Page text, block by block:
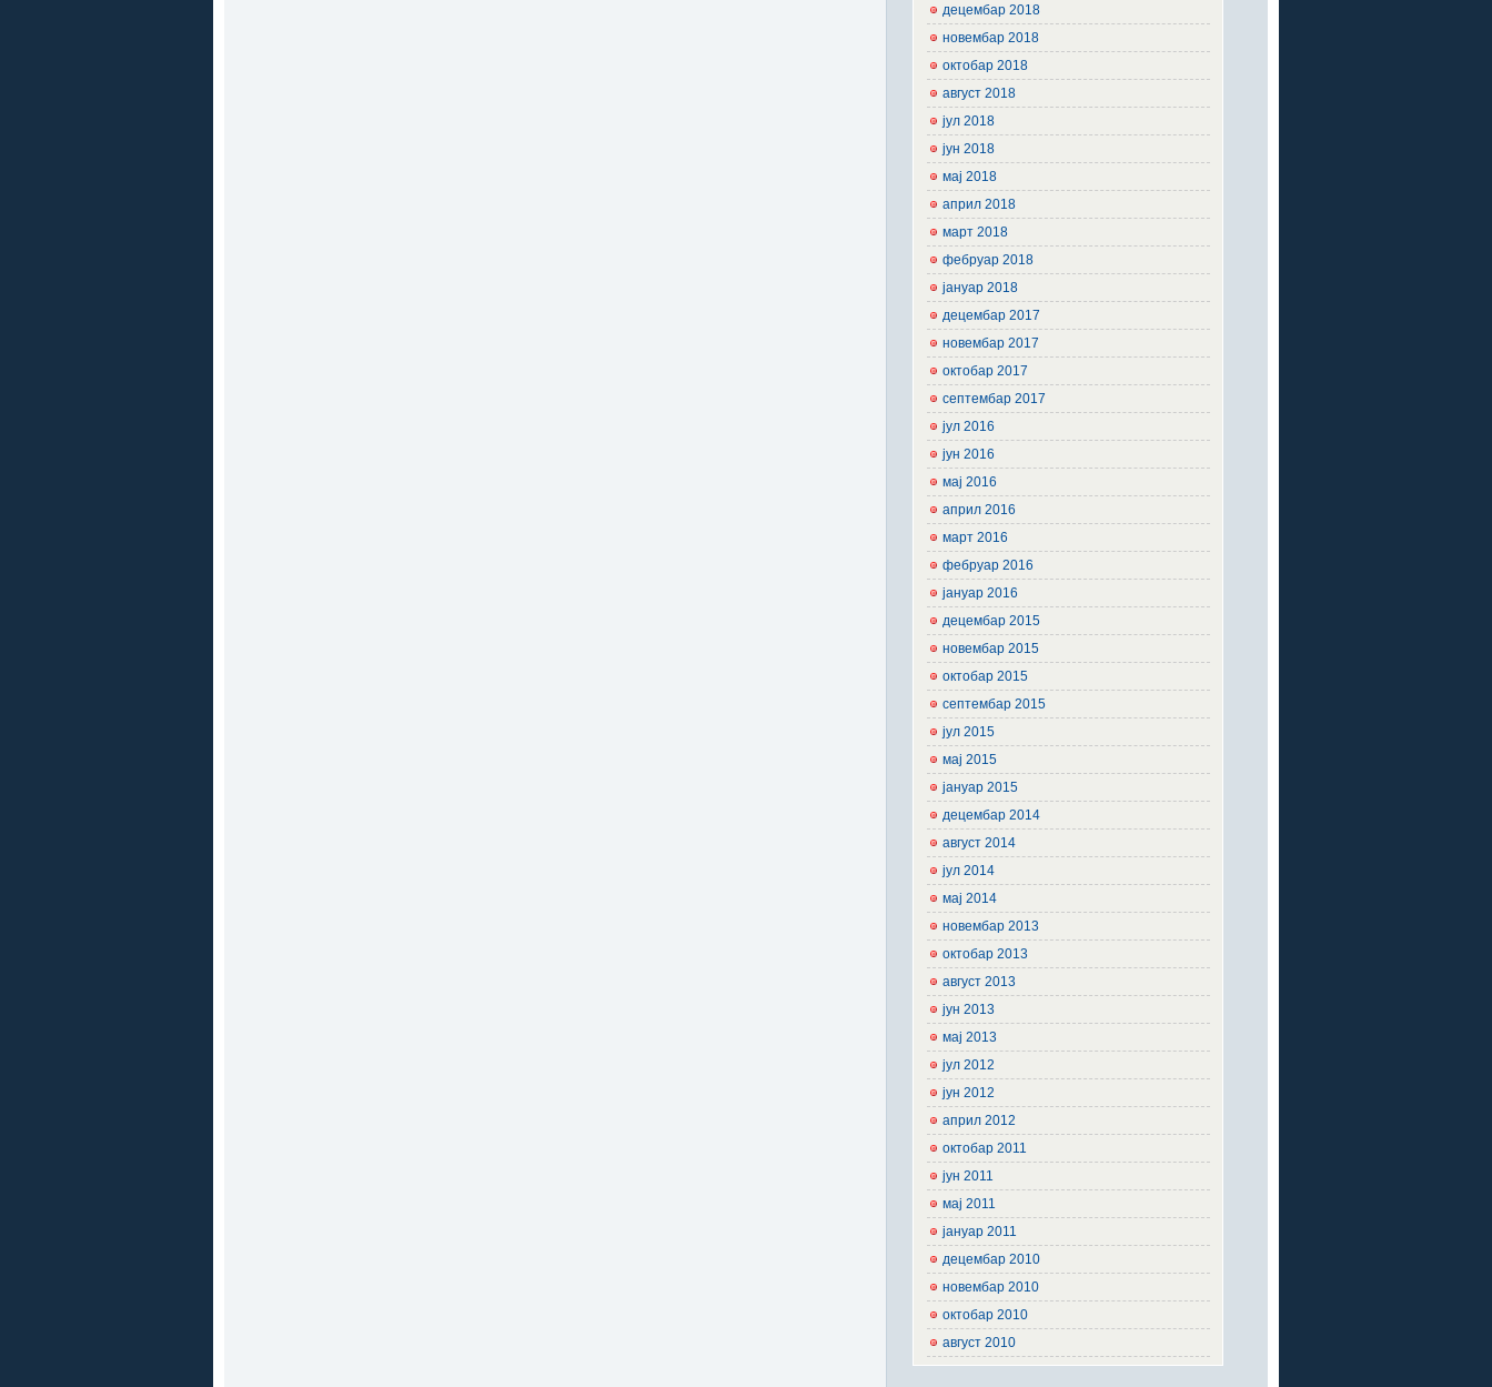
децембар 2018
новембар 2018
октобар 2018
август 2018
јул 2018
јун 2018
мај 2018
април 2018
март 2018
фебруар 2018
јануар 2018
децембар 2017
новембар 2017
октобар 2017
септембар 2017
јул 2016
јун 2016
мај 2016
април 2016
март 2016
фебруар 2016
јануар 2016
децембар 2015
новембар 2015
октобар 2015
септембар 2015
јул 2015
мај 2015
јануар 2015
децембар 2014
август 2014
јул 2014
мај 2014
новембар 2013
октобар 2013
август 2013
јун 2013
мај 2013
јул 2012
јун 2012
април 2012
октобар 2011
јун 2011
мај 2011
јануар 2011
децембар 2010
новембар 2010
октобар 2010
август 2010